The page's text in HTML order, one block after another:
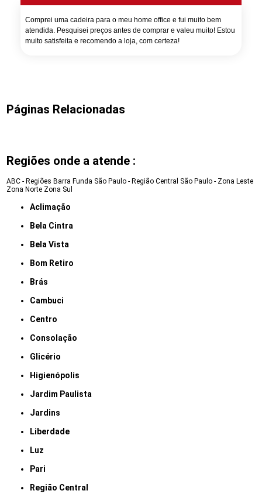
Comprei uma cadeira para o meu home office e fui muito bem
atendida. Pesquisei preços antes de comprar e valeu muito! Estou
muito satisfeita e recomendo a loja, com certeza!
Páginas Relacionadas
Regiões onde a atende :
ABC - Regiões Barra Funda São Paulo - Região Central São Paulo - Zona Leste
Zona Norte Zona Sul
Aclimação
Bela Cintra
Bela Vista
Bom Retiro
Brás
Cambuci
Centro
Consolação
Glicério
Higienópolis
Jardim Paulista
Jardins
Liberdade
Luz
Pari
Região Central